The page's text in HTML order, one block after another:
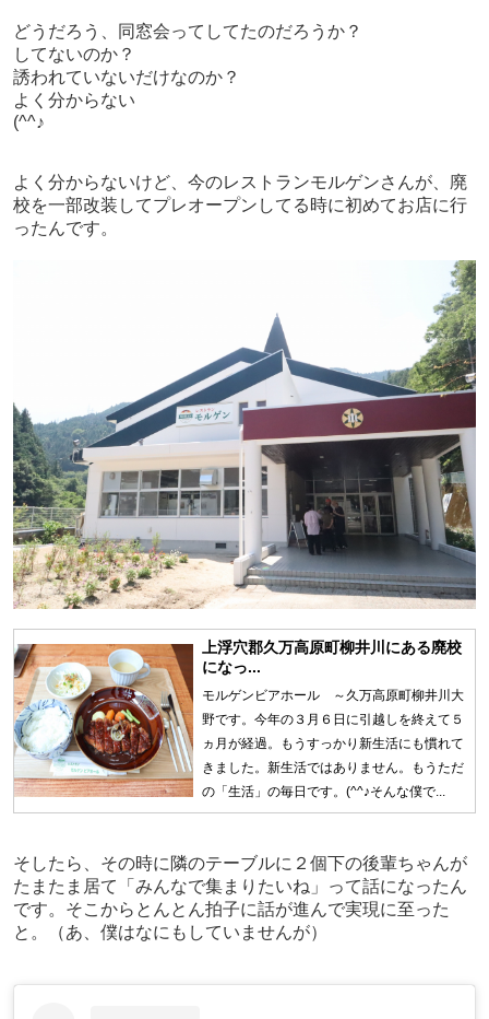
どうだろう、同窓会ってしてたのだろうか？
してないのか？
誘われていないだけなのか？
よく分からない
(^^♪
よく分からないけど、今のレストランモルゲンさんが、廃
校を一部改装してプレオープンしてる時に初めてお店に行
ったんです。
上浮穴郡久万高原町柳井川にある廃校
になっ...
モルゲンビアホール ～久万高原町柳井川大
野です。今年の３月６日に引越しを終えて５
ヵ月が経過。もうすっかり新生活にも慣れて
きました。新生活ではありません。もうただ
の「生活」の毎日です。(^^♪そんな僕で...
そしたら、その時に隣のテーブルに２個下の後輩ちゃんが
たまたま居て「みんなで集まりたいね」って話になったん
です。そこからとんとん拍子に話が進んで実現に至った
と。（あ、僕はなにもしていませんが）